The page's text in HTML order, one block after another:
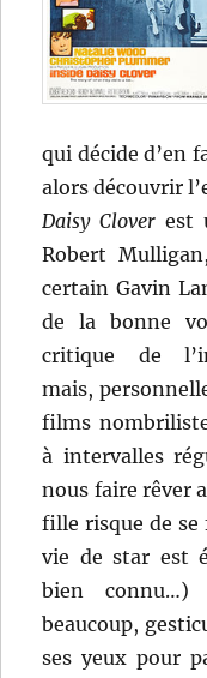
qui décide d’en
alors découvrir
Daisy Clover est
Robert
certain Gavin
de la bonne
critique de
mais,
films
à intervalles
nous faire rêver
fille risque de se
vie de star est
bien connu…)
beaucoup,
ses yeux pour